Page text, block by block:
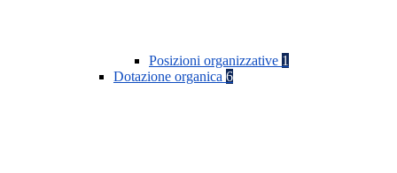
Posizioni organizzative 1
Dotazione organica 6